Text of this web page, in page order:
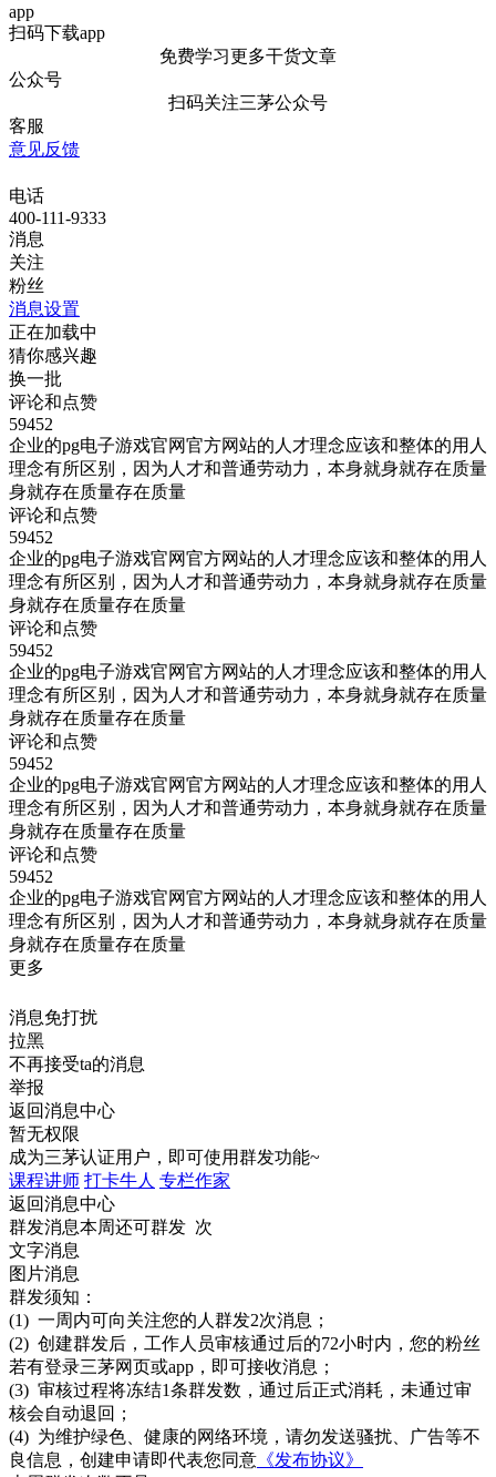
app
扫码下载app
免费学习更多干货文章
公众号
扫码关注三茅公众号
客服
意见反馈
电话
400-111-9333
消息
关注
粉丝
消息设置
正在加载中
猜你感兴趣
换一批
评论和点赞
59452
企业的pg电子游戏官网官方网站的人才理念应该和整体的用人
理念有所区别，因为人才和普通劳动力，本身就身就存在质量
身就存在质量存在质量
评论和点赞
59452
企业的pg电子游戏官网官方网站的人才理念应该和整体的用人
理念有所区别，因为人才和普通劳动力，本身就身就存在质量
身就存在质量存在质量
评论和点赞
59452
企业的pg电子游戏官网官方网站的人才理念应该和整体的用人
理念有所区别，因为人才和普通劳动力，本身就身就存在质量
身就存在质量存在质量
评论和点赞
59452
企业的pg电子游戏官网官方网站的人才理念应该和整体的用人
理念有所区别，因为人才和普通劳动力，本身就身就存在质量
身就存在质量存在质量
评论和点赞
59452
企业的pg电子游戏官网官方网站的人才理念应该和整体的用人
理念有所区别，因为人才和普通劳动力，本身就身就存在质量
身就存在质量存在质量
更多
消息免打扰
拉黑
不再接受ta的消息
举报
返回消息中心
暂无权限
成为三茅认证用户，即可使用群发功能~
课程讲师 打卡牛人 专栏作家
返回消息中心
群发消息本周还可群发 次
文字消息
图片消息
群发须知：
(1) 一周内可向关注您的人群发2次消息；
(2) 创建群发后，工作人员审核通过后的72小时内，您的粉丝
若有登录三茅网页或app，即可接收消息；
(3) 审核过程将冻结1条群发数，通过后正式消耗，未通过审
核会自动退回；
(4) 为维护绿色、健康的网络环境，请勿发送骚扰、广告等不
良信息，创建申请即代表您同意 《发布协议》